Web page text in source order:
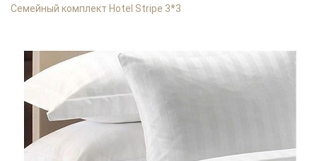
Семейный комплект Hotel Stripe 3*3